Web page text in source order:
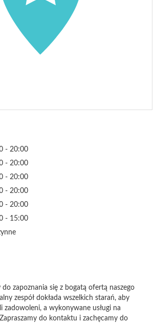
- 20:00
- 20:00
- 20:00
- 20:00
- 20:00
- 15:00
do zapoznania się z bogatą ofertą naszego
zespół dokłada wszelkich starań, aby
zadowoleni, a wykonywane usługi na
do kontaktu i zachęcamy do